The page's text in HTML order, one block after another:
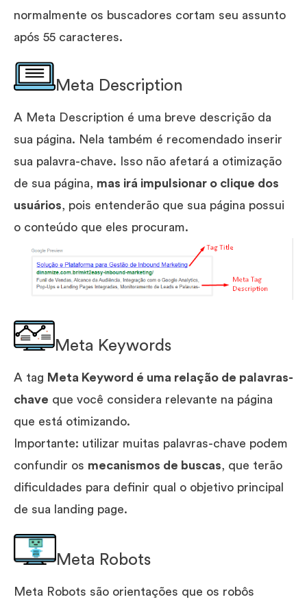
normalmente os buscadores cortam seu assunto
após 55 caracteres.
Meta Description
A Meta Description é uma breve descrição da
sua página. Nela também é recomendado inserir
sua palavra-chave. Isso não afetará a otimização
de sua página, mas irá impulsionar o clique dos
usuários, pois entenderão que sua página possui
o conteúdo que eles procuram.
Meta Keywords
A tag Meta Keyword é uma relação de palavras-
chave que você considera relevante na página
que está otimizando.
Importante: utilizar muitas palavras-chave podem
confundir os mecanismos de buscas, que terão
dificuldades para definir qual o objetivo principal
de sua landing page.
Meta Robots
Meta Robots são orientações que os robôs